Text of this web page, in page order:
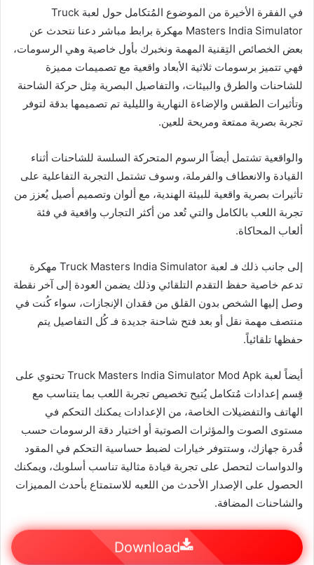
في الفقرة الأخيرة من الموضوع المُتكامل حول لعبة Truck
Masters India Simulator مهكرة برابط مباشر دعنا نتحدث عن
بعض الخصائص التِقنية المهمة ونخبرك بأول خاصية وهي الرسومات،
فهي تتميز برسومات ثلاثية الأبعاد واقعية مع تصميمات مميزة
للشاحنات والطرق والبيئات، والتفاصيل البصرية مِثل حركة الشاحنة
وتأثيرات الطقس والإضاءة النهارية والليلية تم تصميمها بدقة لتوفر
تجربة بصرية ممتعة ومريحة للعين.
والواقعية تشتمل أيضاً الرسوم المتحركة السلسة للشاحنات أثناء
القيادة والانعطاف والفرملة، وسوف تشتمل التجربة التفاعلية على
تأثيرات بصرية واقعية للبيئة الهندية، مع ألوان وتصميم أصيل يُعزز من
تجربة اللعب بالكامل والتي تُعد من أكثر التجارب واقعية في فئة
ألعاب المحاكاة.
إلى جانب ذلك فـ لعبة Truck Masters India Simulator مهكرة
تدعم خاصية حفظ التقدم التلقائي وذلك يضمن العودة إلى آخر نقطة
وصل إليها الشخص بدون القلق من فقدان الإنجازات، سواء كُنت في
منتصف مهمة نقل أو بعد فتح شاحنة جديدة فـ كُل التفاصيل يتم
حفظها تلقائياً.
أيضاً لعبة Truck Masters India Simulator Mod Apk تحتوي على
قِسم إعدادات مُتكامل يُتيح تخصيص تجربة اللعب بما يتناسب مع
الهاتف والتفضيلات الخاصة، من الإعدادات يمكنك التحكم في
مستوى الصوت والمؤثرات الصوتية أو اختيار دقة الرسومات حسب
قُدرة جهازك، وستتوفر خيارات لضبط حساسية التحكم في المقود
والدواسات لتحصل على تجربة قيادة مثالية تناسب أسلوبك، ويمكنك
الحصول على الإصدار الأحدث من اللعبه للاستمتاع بأحدث المميزات
والشاحنات المضافة.
Download